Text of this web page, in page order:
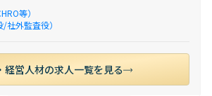
等）
社外監査役）
経営人材の求人一覧を見る